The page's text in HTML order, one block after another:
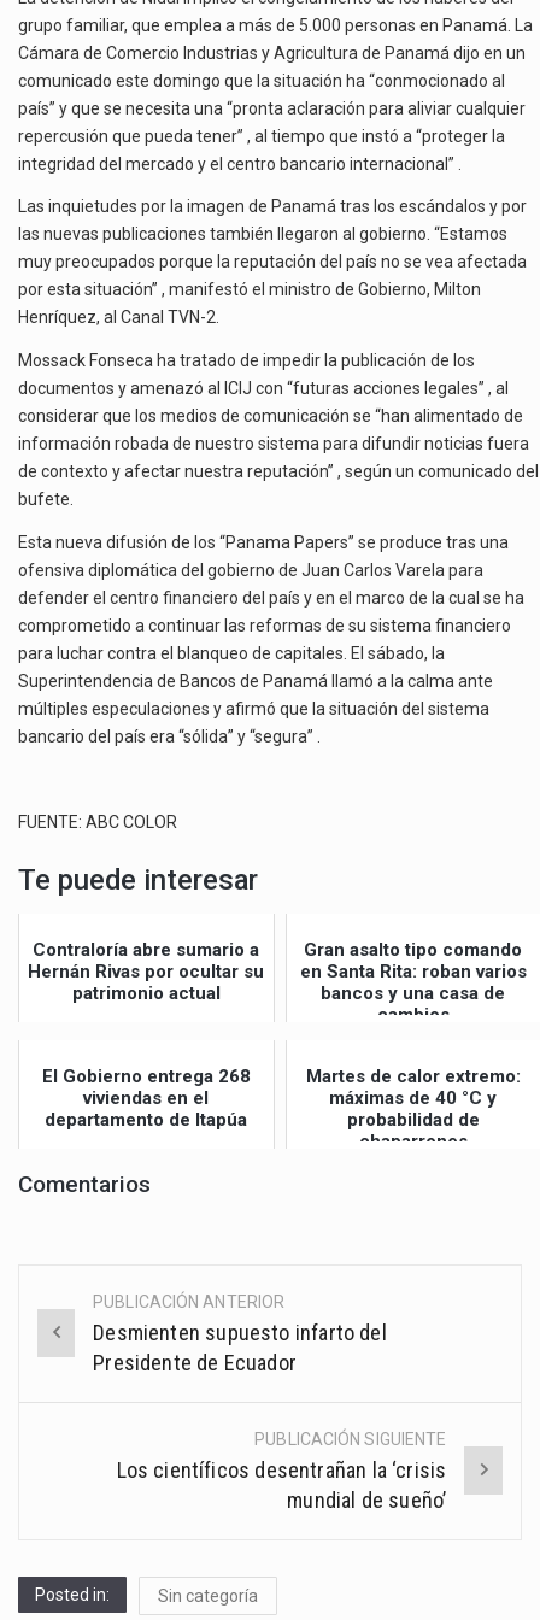
grupo familiar, que emplea a más de 5.000 personas en Panamá. La
Cámara de Comercio Industrias y Agricultura de Panamá dijo en un
comunicado este domingo que la situación ha “conmocionado al
país” y que se necesita una “pronta aclaración para aliviar cualquier
repercusión que pueda tener” , al tiempo que instó a “proteger la
integridad del mercado y el centro bancario internacional” .
Las inquietudes por la imagen de Panamá tras los escándalos y por
las nuevas publicaciones también llegaron al gobierno. “Estamos
muy preocupados porque la reputación del país no se vea afectada
por esta situación” , manifestó el ministro de Gobierno, Milton
Henríquez, al Canal TVN-2.
Mossack Fonseca ha tratado de impedir la publicación de los
documentos y amenazó al ICIJ con “futuras acciones legales” , al
considerar que los medios de comunicación se “han alimentado de
información robada de nuestro sistema para difundir noticias fuera
de contexto y afectar nuestra reputación” , según un comunicado del
bufete.
Esta nueva difusión de los “Panama Papers” se produce tras una
ofensiva diplomática del gobierno de Juan Carlos Varela para
defender el centro financiero del país y en el marco de la cual se ha
comprometido a continuar las reformas de su sistema financiero
para luchar contra el blanqueo de capitales. El sábado, la
Superintendencia de Bancos de Panamá llamó a la calma ante
múltiples especulaciones y afirmó que la situación del sistema
bancario del país era “sólida” y “segura” .
FUENTE: ABC COLOR
Te puede interesar
Contraloría abre sumario a
Hernán Rivas por ocultar su
patrimonio actual
Gran asalto tipo comando
en Santa Rita: roban varios
bancos y una casa de
cambios
El Gobierno entrega 268
viviendas en el
departamento de Itapúa
Martes de calor extremo:
máximas de 40 °C y
probabilidad de
chaparrones
Comentarios
Post
navigation
PUBLICACIÓN ANTERIOR
Desmienten supuesto infarto del
Presidente de Ecuador
PUBLICACIÓN SIGUIENTE
Los científicos desentrañan la ‘crisis
mundial de sueño’
Posted in: Sin categoría